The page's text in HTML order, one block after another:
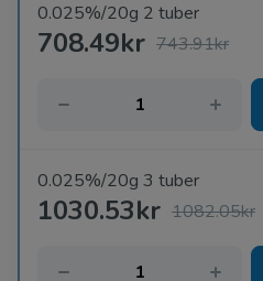
0.025%/20g 2 tuber
708.49kr 743.91kr
0.025%/20g 3 tuber
1030.53kr 1082.05kr